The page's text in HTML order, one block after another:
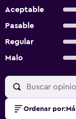
Aceptable
Pasable
Regular
Malo
Ordenar por: